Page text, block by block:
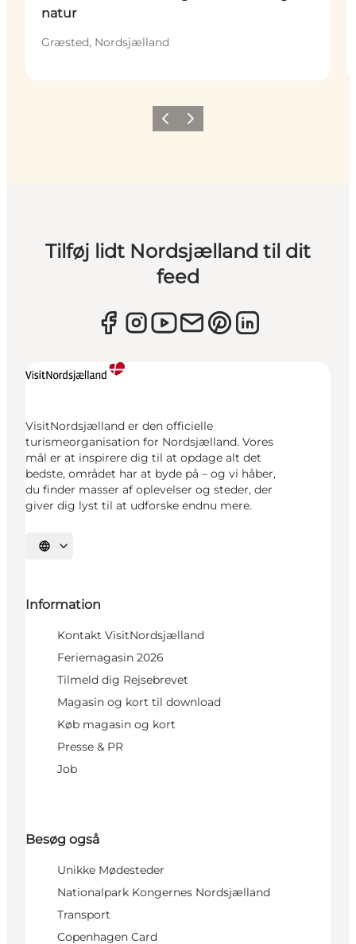
natur
Græsted, Nordsjælland
ForrigeNæste
Tilføj lidt Nordsjælland til dit
feed
VisitNordsjælland er den officielle
turismeorganisation for Nordsjælland. Vores
mål er at inspirere dig til at opdage alt det
bedste, området har at byde på – og vi håber,
du finder masser af oplevelser og steder, der
giver dig lyst til at udforske endnu mere.
Vælg sprog
Information
Kontakt VisitNordsjælland
Feriemagasin 2026
Tilmeld dig Rejsebrevet
Magasin og kort til download
Køb magasin og kort
Presse & PR
Job
Besøg også
Unikke Mødesteder
Nationalpark Kongernes Nordsjælland
Transport
Copenhagen Card